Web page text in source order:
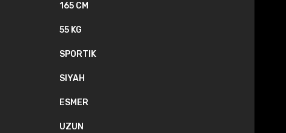
165 CM
55 KG
SPORTIK
SIYAH
ESMER
UZUN